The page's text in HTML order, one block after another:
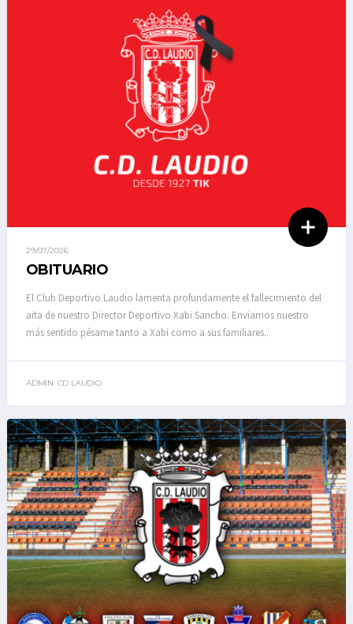
29/07/2026
OBITUARIO
El Club Deportivo Laudio lamenta profundamente el fallecimiento del
aita de nuestro Director Deportivo Xabi Sancho. Enviamos nuestro
más sentido pésame tanto a Xabi como a sus familiares...
ADMIN. CD LAUDIO